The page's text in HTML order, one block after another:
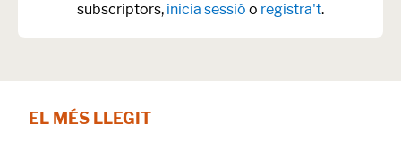
subscriptors, inicia sessió o registra't.
EL MÉS LLEGIT